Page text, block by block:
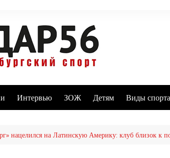
Интервью ЗОЖ Детям Виды спорта
MMA
нацелился на Латинскую Америку: клуб близок к